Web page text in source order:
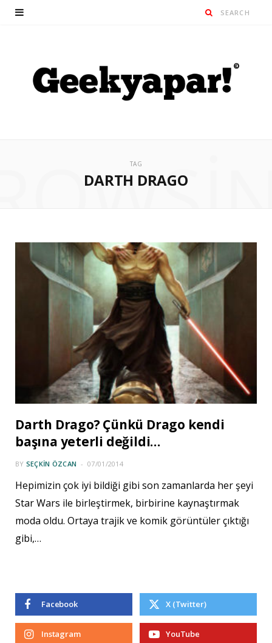
TAG
DARTH DRAGO
Darth Drago? Çünkü Drago kendi
başına yeterli değildi…
BY SEÇKIN ÖZCAN 07/01/2014
Hepimizin çok iyi bildiği gibi son zamanlarda her şeyi
Star Wars ile birleştirmek, birbirine kaynaştırmak
moda oldu. Ortaya trajik ve komik görüntüler çıktığı
gibi,…
Facebook X (Twitter)
Instagram YouTube